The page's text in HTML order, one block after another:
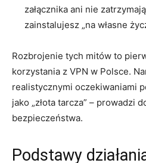
załącznika ani nie
zainstalujesz „na własne
Rozbrojenie tych mitów to
korzystania z VPN w Polsce.
realistycznymi oczekiwaniami
jako „złota tarcza” – prowadzi
bezpieczeństwa.
Podstawy